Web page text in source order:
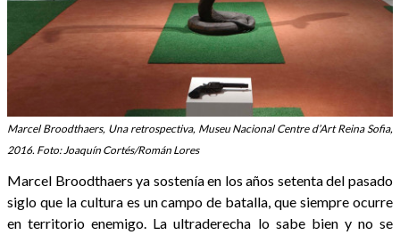
Marcel Broodthaers, Una retrospectiva, Museu Nacional Centre d’Art Reina Sofia,
2016. Foto: Joaquín Cortés/Román Lores
Marcel Broodthaers ya sostenía en los años setenta del pasado
siglo que la cultura es un campo de batalla, que siempre ocurre
en territorio enemigo. La ultraderecha lo sabe bien y no se